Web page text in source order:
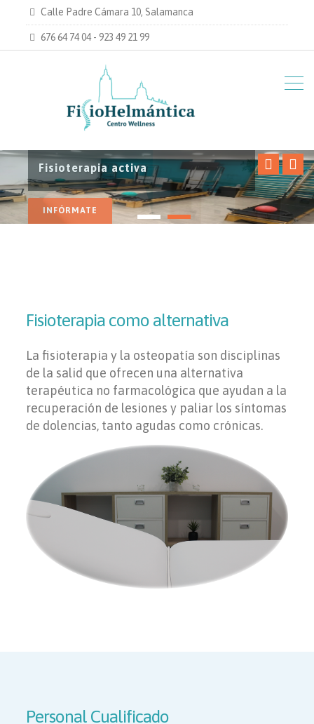
Calle Padre Cámara 10, Salamanca
676 64 74 04 - 923 49 21 99
Fisioterapia y Rehabilitación
SABER MÁS
Fisioterapia activa
INFÓRMATE
Fisioterapia como alternativa
La fisioterapia y la osteopatía son disciplinas
de la salid que ofrecen una alternativa
terapéutica no farmacológica que ayudan a la
recuperación de lesiones y paliar los síntomas
de dolencias, tanto agudas como crónicas.
Personal Cualificado